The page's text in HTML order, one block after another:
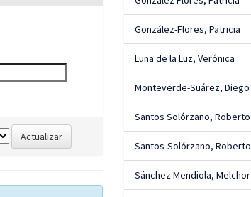
González-Flores, Patricia
Luna de la Luz, Verónica
Monteverde-Suárez, Diego
Santos Solórzano, Roberto
Santos-Solórzano, Roberto
Sánchez Mendiola, Melchor